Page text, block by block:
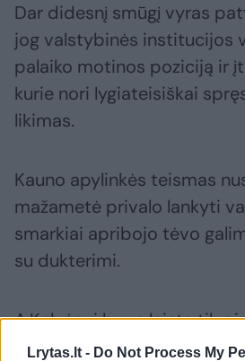
Lrytas.lt - Do Not Process My
Dar didesnį smūgį vyras
jog valstybinės institucijos
palaiko motinos poziciją ir
kurie nori lygiateisiškai
likimas.
Kauno apylinkės teismas
mažametė privalo lankyti
smarkiai apribojo tėvo
su dukterimi.
A.Kalvėnui buvo leista tik
trečiadieniais pasiimti vaiką